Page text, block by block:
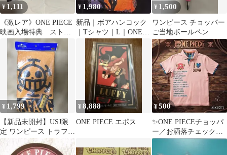
¥1,111
《激レア》ONE PIECE
映画入場特典 ストラ
ップ2種
¥ 1,980
新品｜ボアハンコック
｜Tシャツ｜L｜ONE
PIECE｜ワンピース｜
綿100%
¥ 1,500
ワンピース チョッパー
ご当地ボールペン
¥ 1,799
【新品未開封】USJ限
定 ワンピース トラファ
ルガー・ロー ロングタ
オル
¥8,888
ONE PIECE エポス
¥500
✨ONE PIECEチョッパ
ー／お洒落チェックポ
ロシャツ M ユニセック